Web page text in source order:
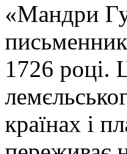
«Мандри
1726 році.
країнах і